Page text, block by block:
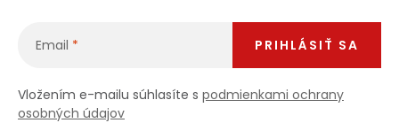
Email
Vložením e-mailu súhlasíte s podmienkami ochrany
osobných údajov
PRIHLÁSIŤ SA